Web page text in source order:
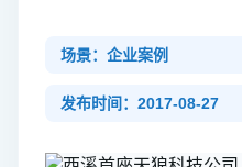
场景：企业案例
发布时间：2017-08-27